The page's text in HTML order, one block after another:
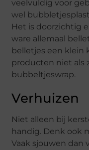
veelvuldig voor
wel
Het is doorzichtig
ware allemaal
belletjes een klein
producten niet als
bubbeltjeswrap.
Verhuizen
Niet alleen bij
handig. Denk ook
Vaak sjouwen dan